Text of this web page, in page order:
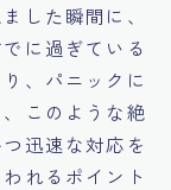
法
法
した瞬間に、
に過ぎている
、パニックに
このような絶
迅速な対応を
れるポイント